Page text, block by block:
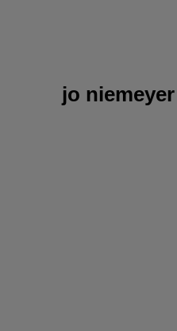
jo niemeyer